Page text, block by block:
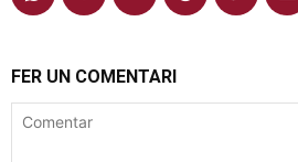
FER UN COMENTARI